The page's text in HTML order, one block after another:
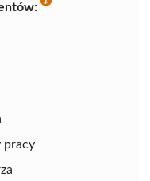
pracy